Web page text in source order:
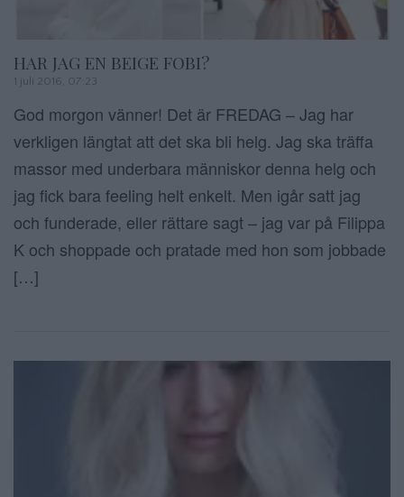
HAR JAG EN BEIGE FOBI?
1 juli 2016, 07:23
God morgon vänner! Det är FREDAG – Jag har
verkligen längtat att det ska bli helg. Jag ska träffa
massor med underbara människor denna helg och
jag fick bara feeling helt enkelt. Men igår satt jag
och funderade, eller rättare sagt – jag var på Filippa
K och shoppade och pratade med hon som jobbade
[…]